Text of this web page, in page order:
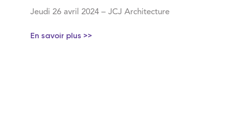
Jeudi 26 avril 2024 – JCJ Architecture
En savoir plus >>